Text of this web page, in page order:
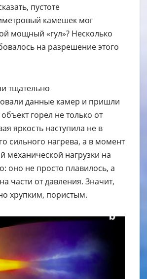
пустоте
камешек мог
мощный «гул»? Несколько
на разрешение этого
тщательно
данные камер и пришли
горел не только от
яркость наступила не в
сильного нагрева, а в момент
механической нагрузки на
оно не просто плавилось, а
части от давления. Значит,
хрупким, пористым.